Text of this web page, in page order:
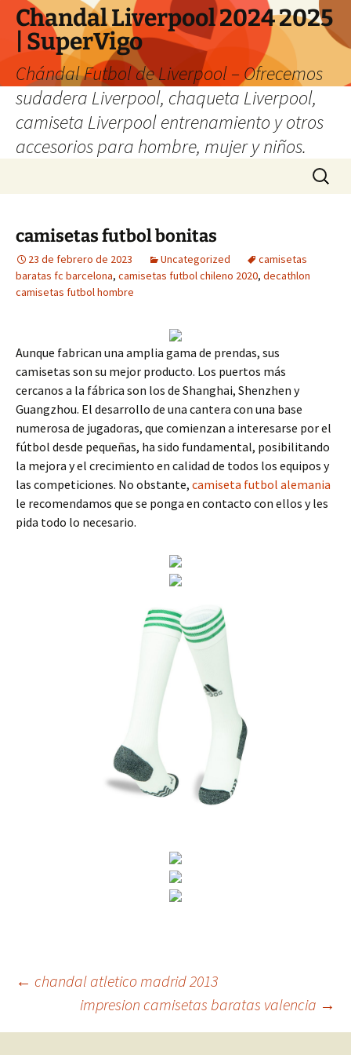
Chandal Liverpool 2024 2025
| SuperVigo
Chándal Futbol de Liverpool – Ofrecemos
sudadera Liverpool, chaqueta Liverpool,
camiseta Liverpool entrenamiento y otros
accesorios para hombre, mujer y niños.
Buscar:
camisetas futbol bonitas
23 de febrero de 2023 Uncategorized
camisetas
baratas fc barcelona, camisetas futbol chileno 2020, decathlon
camisetas futbol hombre
Aunque fabrican una amplia gama de prendas, sus
camisetas son su mejor producto. Los puertos más
cercanos a la fábrica son los de Shanghai, Shenzhen y
Guangzhou. El desarrollo de una cantera con una base
numerosa de jugadoras, que comienzan a interesarse por el
fútbol desde pequeñas, ha sido fundamental, posibilitando
la mejora y el crecimiento en calidad de todos los equipos y
las competiciones. No obstante, camiseta futbol alemania
le recomendamos que se ponga en contacto con ellos y les
pida todo lo necesario.
Navegación
de
← chandal atletico madrid 2013
impresion camisetas baratas valencia →